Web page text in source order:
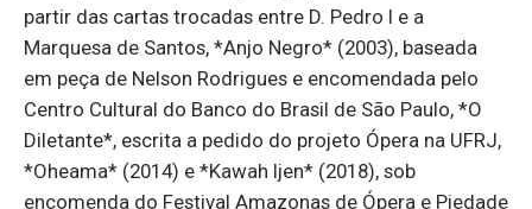
partir das cartas trocadas entre D. Pedro I e a
Marquesa de Santos, *Anjo Negro* (2003), baseada
em peça de Nelson Rodrigues e encomendada pelo
Centro Cultural do Banco do Brasil de São Paulo, *O
Diletante*, escrita a pedido do projeto Ópera na UFRJ,
*Oheama* (2014) e *Kawah Ijen* (2018), sob
encomenda do Festival Amazonas de Ópera e Piedade